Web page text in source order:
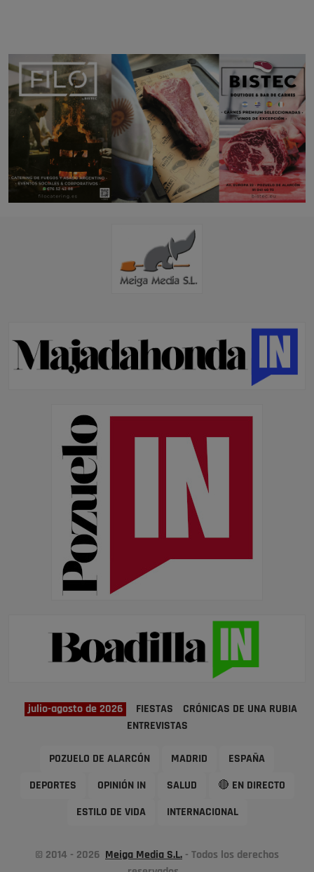
julio-agosto de 2026 FIESTAS
CRÓNICAS DE UNA RUBIA
ENTREVISTAS
POZUELO DE ALARCÓN MADRID ESPAÑA
DEPORTES OPINIÓN IN SALUD 🔴 EN DIRECTO
ESTILO DE VIDA INTERNACIONAL
© 2014 - 2026 Meiga Media S.L. - Todos los derechos